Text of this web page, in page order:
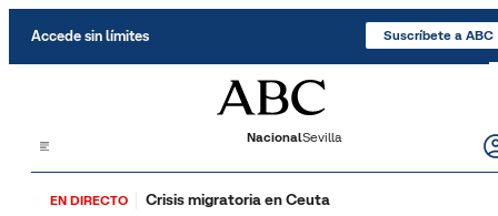
Accede sin límites Suscríbete a ABC
NacionalSevilla
EN DIRECTO Crisis migratoria en Ceuta